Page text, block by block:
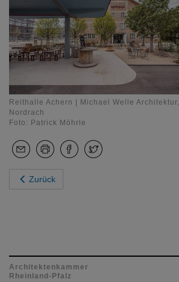
Reithalle Achern | Michael Welle Architektur,
Nordrach
Foto: Patrick Möhrle
Zurück
Architektenkammer
Rheinland-Pfalz